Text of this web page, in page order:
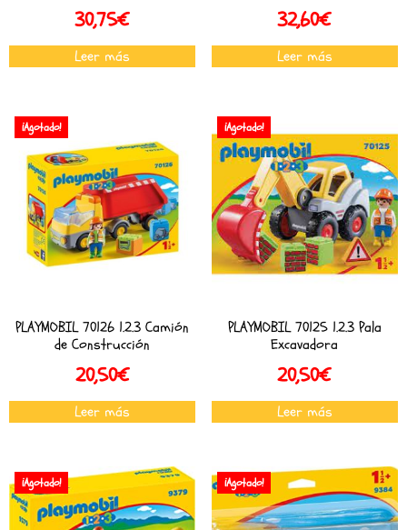
30,75€
Leer más
32,60€
Leer más
¡Agotado!
PLAYMOBIL 70126 1.2.3 Camión
de Construcción
20,50€
Leer más
¡Agotado!
PLAYMOBIL 70125 1.2.3 Pala
Excavadora
20,50€
Leer más
¡Agotado! ¡Agotado!